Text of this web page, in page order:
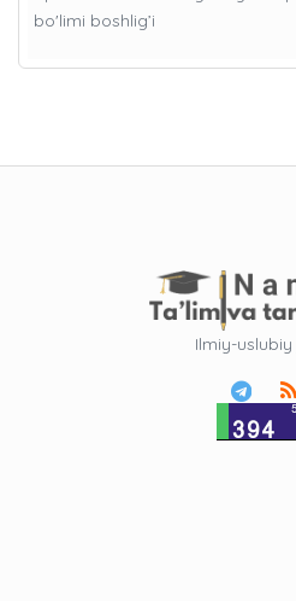
bo'limi boshlig’i
Ilmiy-